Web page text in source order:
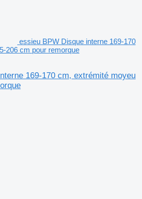
essieu BPW Disque interne 169-170
206 cm pour remorque
169-170 cm, extrémité moyeu